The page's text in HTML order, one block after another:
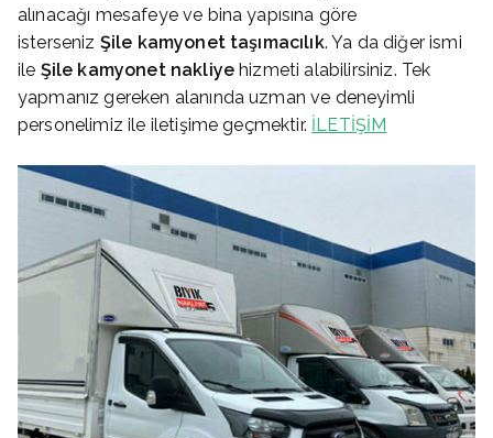
alınacağı mesafeye ve bina yapısına göre
isterseniz Şile kamyonet taşımacılık. Ya da diğer ismi
ile Şile kamyonet nakliye hizmeti alabilirsiniz. Tek
yapmanız gereken alanında uzman ve deneyimli
personelimiz ile iletişime geçmektir. İLETİŞİM